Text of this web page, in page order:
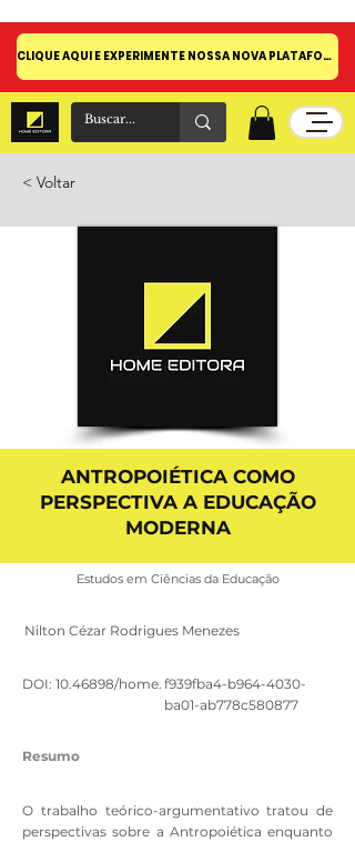
CLIQUE AQUI E EXPERIMENTE NOSSA NOVA PLATAFORMA!
< Voltar
ANTROPOIÉTICA COMO
PERSPECTIVA A EDUCAÇÃO
MODERNA
Estudos em Ciências da Educação
Nilton Cézar Rodrigues Menezes
DOI: 10.46898/home. f939fba4-b964-4030-
ba01-ab778c580877
Resumo
O trabalho teórico-argumentativo tratou de
perspectivas sobre a Antropoiética enquanto